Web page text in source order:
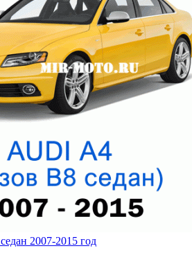
2007-2015 год